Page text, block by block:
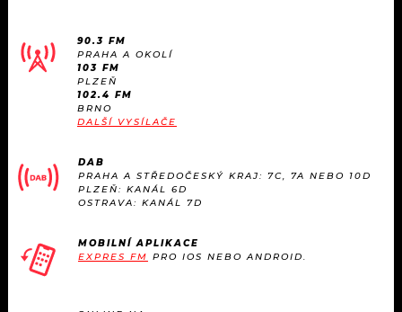
90.3 FM
PRAHA A OKOLÍ
103 FM
PLZEŇ
102.4 FM
BRNO
DALŠÍ VYSÍLAČE
DAB
PRAHA A STŘEDOČESKÝ KRAJ: 7C, 7A NEBO 10D
PLZEŇ: KANÁL 6D
OSTRAVA: KANÁL 7D
MOBILNÍ APLIKACE
EXPRES FM PRO IOS NEBO ANDROID.